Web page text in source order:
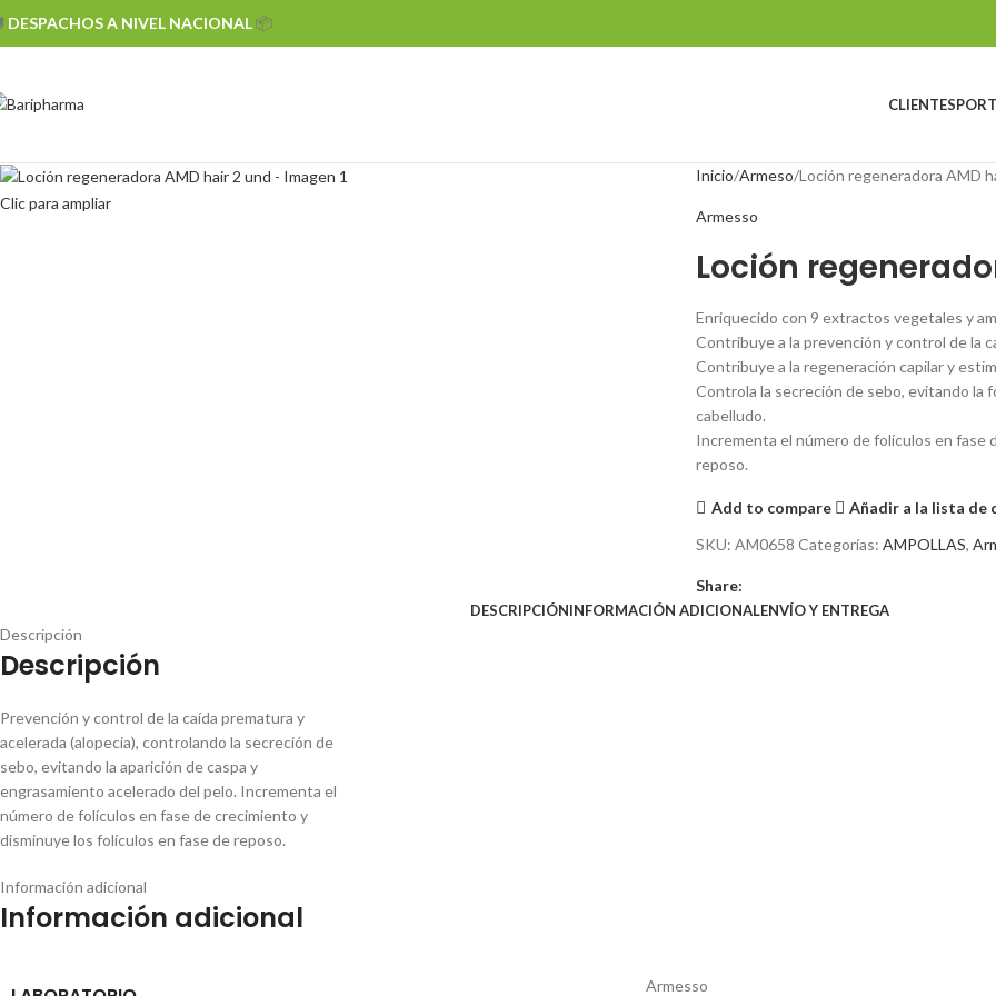
DESPACHOS A NIVEL NACIONAL📦
CLIENTES
Clic para ampliar
Inicio Armeso Loción regeneradora AMD
Armesso
Loción
Enriquecido con 9 extractos vegetales y
Contribuye a la prevención y control de la
Contribuye a la regeneración capilar y
Controla la secreción de sebo, evitando la
cabelludo.
Incrementa el número de folículos en fase
reposo.
Add to compare
Añadir a la lista de
SKU: AM0658 Categorías: AMPOLLAS,
Share:
DESCRIPCIÓNINFORMACIÓN ADICIONALENVÍO Y ENTREGA
Descripción
Descripción
Prevención y control de la caída prematura y
acelerada (alopecia), controlando la secreción de
sebo, evitando la aparición de caspa y
engrasamiento acelerado del pelo. Incrementa el
número de folículos en fase de crecimiento y
disminuye los folículos en fase de reposo.
Información adicional
Información adicional
Armesso